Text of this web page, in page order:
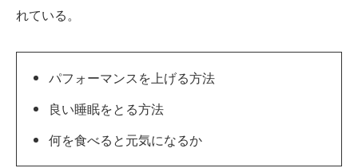
れている。
パフォーマンスを上げる方法
良い睡眠をとる方法
何を食べると元気になるか